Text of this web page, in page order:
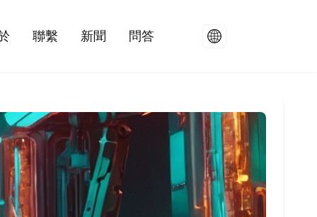
聯繫 新聞 問答